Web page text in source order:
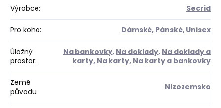
Výrobce: Secrid
Pro koho: Dámské, Pánské, Unisex
Úložný
prostor:
Na bankovky, Na doklady, Na doklady a
karty, Na karty, Na karty a bankovky
Země
původu: Nizozemsko